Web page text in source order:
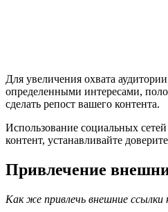
Для увеличения охвата
определенными интересами,
сделать репост вашего контента.
Использование социальных
контент, устанавливайте
Привлечение
Как же привлечь внешние ссылки